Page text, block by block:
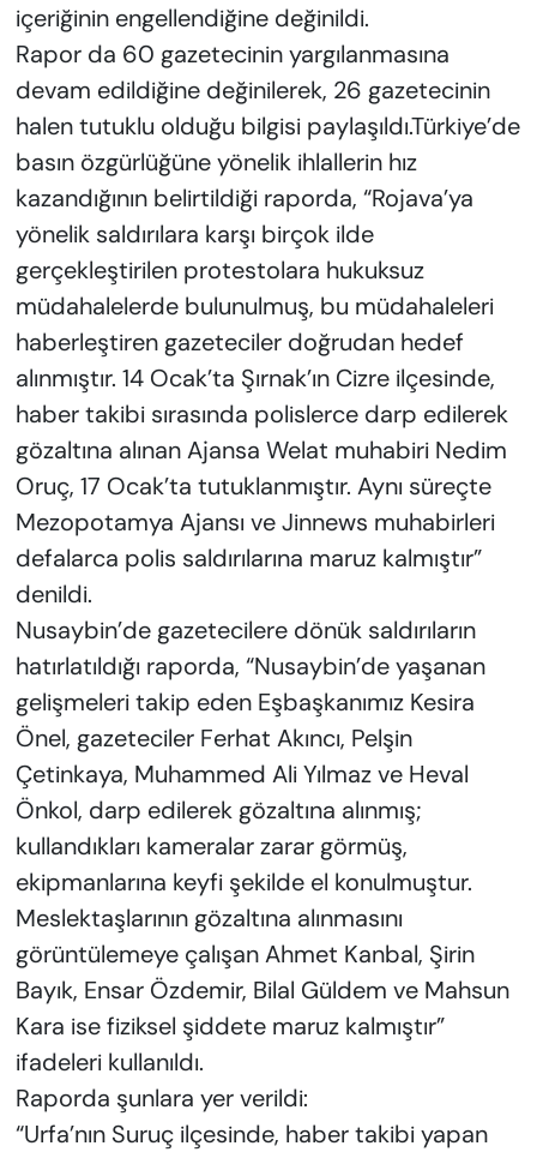
içeriğinin engellendiğine değinildi.
Rapor da 60 gazetecinin yargılanmasına
devam edildiğine değinilerek, 26 gazetecinin
halen tutuklu olduğu bilgisi paylaşıldı.Türkiye’de
basın özgürlüğüne yönelik ihlallerin hız
kazandığının belirtildiği raporda, “Rojava’ya
yönelik saldırılara karşı birçok ilde
gerçekleştirilen protestolara hukuksuz
müdahalelerde bulunulmuş, bu müdahaleleri
haberleştiren gazeteciler doğrudan hedef
alınmıştır. 14 Ocak’ta Şırnak’ın Cizre ilçesinde,
haber takibi sırasında polislerce darp edilerek
gözaltına alınan Ajansa Welat muhabiri Nedim
Oruç, 17 Ocak’ta tutuklanmıştır. Aynı süreçte
Mezopotamya Ajansı ve Jinnews muhabirleri
defalarca polis saldırılarına maruz kalmıştır”
denildi.
Nusaybin’de gazetecilere dönük saldırıların
hatırlatıldığı raporda, “Nusaybin’de yaşanan
gelişmeleri takip eden Eşbaşkanımız Kesira
Önel, gazeteciler Ferhat Akıncı, Pelşin
Çetinkaya, Muhammed Ali Yılmaz ve Heval
Önkol, darp edilerek gözaltına alınmış;
kullandıkları kameralar zarar görmüş,
ekipmanlarına keyfi şekilde el konulmuştur.
Meslektaşlarının gözaltına alınmasını
görüntülemeye çalışan Ahmet Kanbal, Şirin
Bayık, Ensar Özdemir, Bilal Güldem ve Mahsun
Kara ise fiziksel şiddete maruz kalmıştır”
ifadeleri kullanıldı.
Raporda şunlara yer verildi:
“Urfa’nın Suruç ilçesinde, haber takibi yapan